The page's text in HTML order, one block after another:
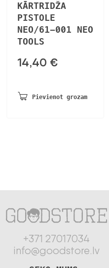
KĀRTRIDŽA
PISTOLE
NEO/61-001 NEO
TOOLS
14,40 €
Pievienot grozam
+371 27017034
info@goodstore.lv